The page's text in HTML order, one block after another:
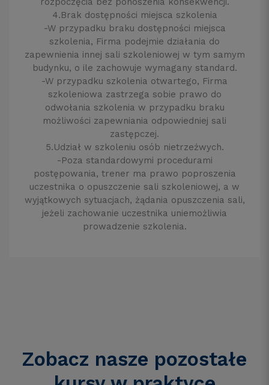
4.Brak dostępności miejsca szkolenia
-W przypadku braku dostępności miejsca
szkolenia, Firma podejmie działania do
zapewnienia innej sali szkoleniowej w tym samym
budynku, o ile zachowuje wymagany standard.
-W przypadku szkolenia otwartego, Firma
szkoleniowa zastrzega sobie prawo do
odwołania szkolenia w przypadku braku
możliwości zapewniania odpowiedniej sali
zastępczej.
5.Udział w szkoleniu osób nietrzeźwych.
-Poza standardowymi procedurami
postępowania, trener ma prawo poproszenia
uczestnika o opuszczenie sali szkoleniowej, a w
wyjątkowych sytuacjach, żądania opuszczenia sali,
jeżeli zachowanie uczestnika uniemożliwia
prowadzenie szkolenia.
Zobacz nasze pozostałe